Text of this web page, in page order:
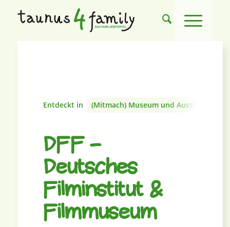
Entdeckt in (Mitmach) Museum und Ausstellung
DFF –
Deutsches
Filminstitut &
Filmmuseum